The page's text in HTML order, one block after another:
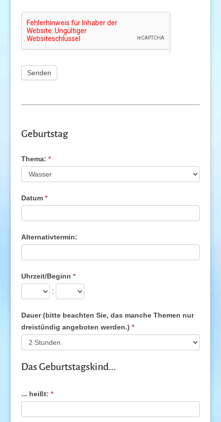
Senden
Geburtstag
Geburtstag
Thema: *
Datum *
Alternativtermin:
Uhrzeit/Beginn *
:
Dauer (bitte beachten Sie, das manche Themen nur
dreistündig angeboten werden.) *
Das Geburtstagskind...
... heißt: *